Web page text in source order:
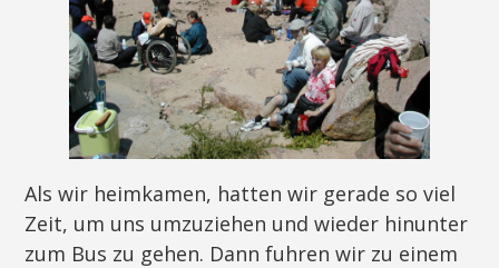
Als wir heimkamen, hatten wir gerade so viel
Zeit, um uns umzuziehen und wieder hinunter
zum Bus zu gehen. Dann fuhren wir zu einem